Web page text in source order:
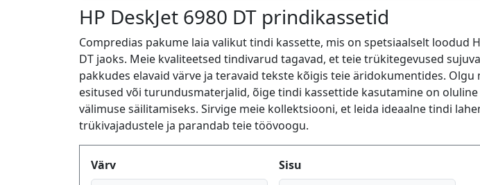
HP DeskJet 6980 DT prindikassetid
Compredias pakume laia valikut tindi kassette, mis on spetsiaalselt loodud
DT jaoks. Meie kvaliteetsed tindivarud tagavad, et teie trükitegevused
pakkudes elavaid värve ja teravaid tekste kõigis teie äridokumentides. Olgu
esitused või turundusmaterjalid, õige tindi kassettide kasutamine on
välimuse säilitamiseks. Sirvige meie kollektsiooni, et leida ideaalne tindi
trükivajadustele ja parandab teie töövoogu.
Produktfilter
Värv
Sisu